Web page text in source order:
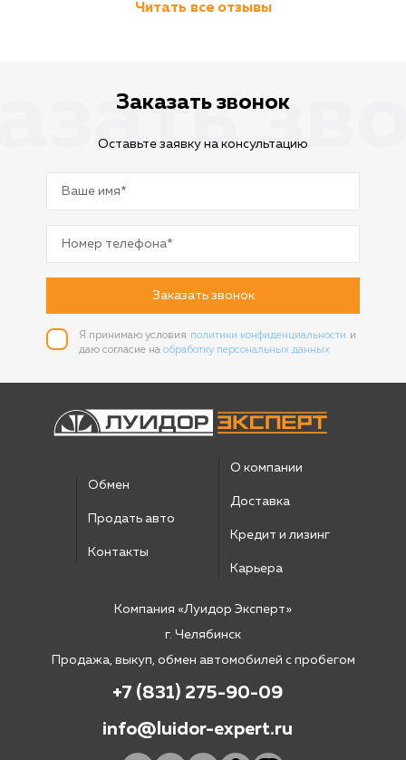
Читать все отзывы
Заказать звонок
Оставьте заявку на консультацию
Заказать звонок
Я принимаю условия политики конфиденциальности и
даю согласие на обработку персональных данных
Обмен
Продать авто
Контакты
О компании
Доставка
Кредит и лизинг
Карьера
Компания «Луидор Эксперт»
г. Челябинск
Продажа, выкуп, обмен автомобилей с пробегом
+7 (831) 275-90-09
info@luidor-expert.ru